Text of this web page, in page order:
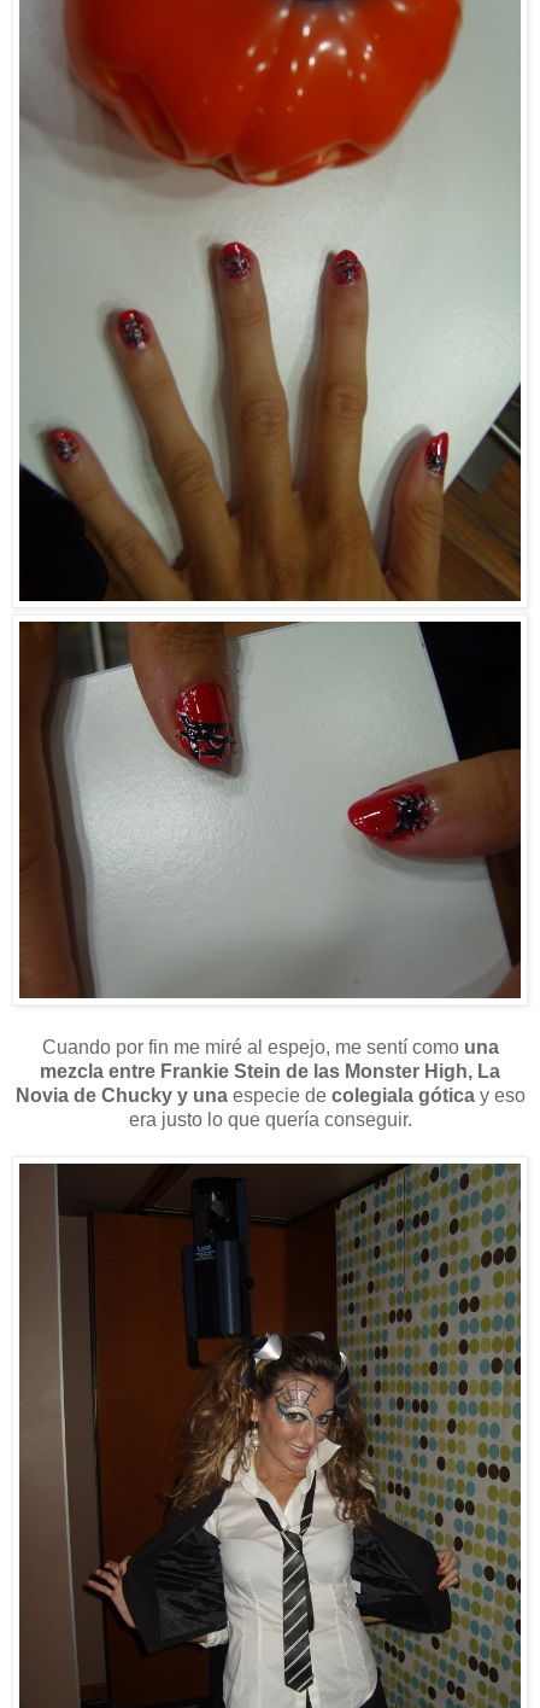
Cuando por fin me miré al espejo, me sentí como una
mezcla entre Frankie Stein de las Monster High, La
Novia de Chucky y una especie de colegiala góticay eso
era justo lo que quería conseguir.